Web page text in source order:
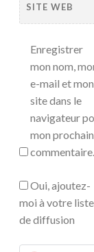
SITE WEB
Enregistrer
mon nom,
e-mail et mon
site dans le
navigateur
mon prochain
commentaire.
Oui, ajoutez-
moi à votre liste
de diffusion